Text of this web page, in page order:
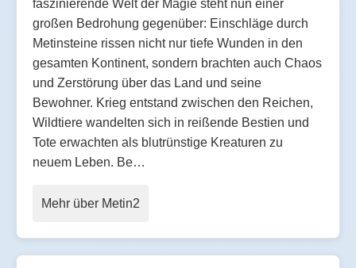
faszinierende Welt der Magie steht nun einer
großen Bedrohung gegenüber: Einschläge durch
Metinsteine rissen nicht nur tiefe Wunden in den
gesamten Kontinent, sondern brachten auch Chaos
und Zerstörung über das Land und seine
Bewohner. Krieg entstand zwischen den Reichen,
Wildtiere wandelten sich in reißende Bestien und
Tote erwachten als blutrünstige Kreaturen zu
neuem Leben. Be…
Mehr über Metin2